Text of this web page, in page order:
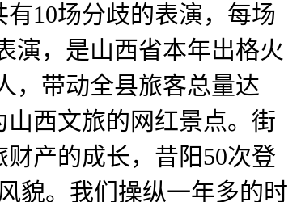
10场分歧的表演，每场
演，是山西省本年出格火
，带动全县旅客总量达
西文旅的网红景点。街
产的成长，昔阳50次登
貌。我们操纵一年多的时